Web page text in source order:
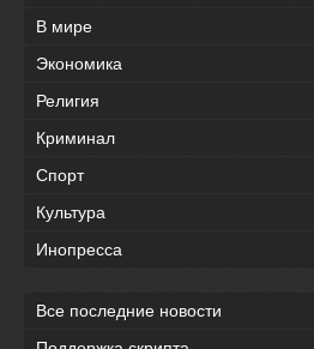
В мире
Экономика
Религия
Криминал
Спорт
Культура
Инопресса
Все последние новости